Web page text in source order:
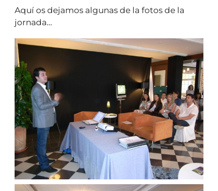
Aquí os dejamos algunas de la fotos de la
jornada…